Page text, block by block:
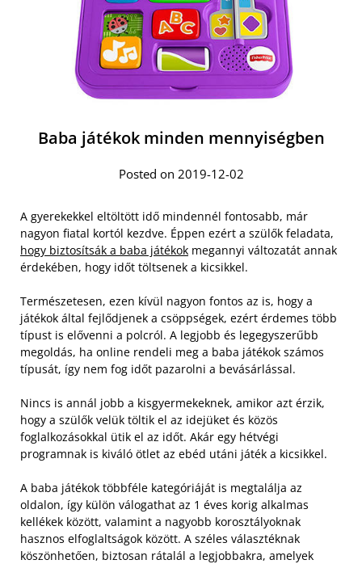
Baba játékok minden mennyiségben
Posted on 2019-12-02
A gyerekekkel eltöltött idő mindennél fontosabb, már
nagyon fiatal kortól kezdve. Éppen ezért a szülők feladata,
hogy biztosítsák a baba játékok megannyi változatát annak
érdekében, hogy időt töltsenek a kicsikkel.
Természetesen, ezen kívül nagyon fontos az is, hogy a
játékok által fejlődjenek a csöppségek, ezért érdemes több
típust is elővenni a polcról. A legjobb és legegyszerűbb
megoldás, ha online rendeli meg a baba játékok számos
típusát, így nem fog időt pazarolni a bevásárlással.
Nincs is annál jobb a kisgyermekeknek, amikor azt érzik,
hogy a szülők velük töltik el az idejüket és közös
foglalkozásokkal ütik el az időt. Akár egy hétvégi
programnak is kiváló ötlet az ebéd utáni játék a kicsikkel.
A baba játékok többféle kategóriáját is megtalálja az
oldalon, így külön válogathat az 1 éves korig alkalmas
kellékek között, valamint a nagyobb korosztályoknak
hasznos elfoglaltságok között. A széles választéknak
köszönhetően, biztosan rátalál a legjobbakra, amelyek